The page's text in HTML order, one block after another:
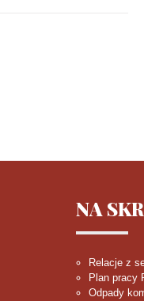
NA
Relacje z
Plan pracy
Odpady